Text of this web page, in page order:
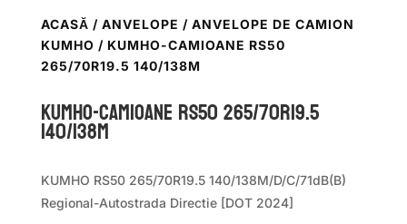
ACASĂ / ANVELOPE / ANVELOPE DE CAMION
KUMHO / KUMHO-CAMIOANE RS50
265/70R19.5 140/138M
KUMHO-CAMIOANE RS50 265/70R19.5
140/138M
KUMHO RS50 265/70R19.5 140/138M/D/C/71dB(B)
Regional-Autostrada Directie [DOT 2024]